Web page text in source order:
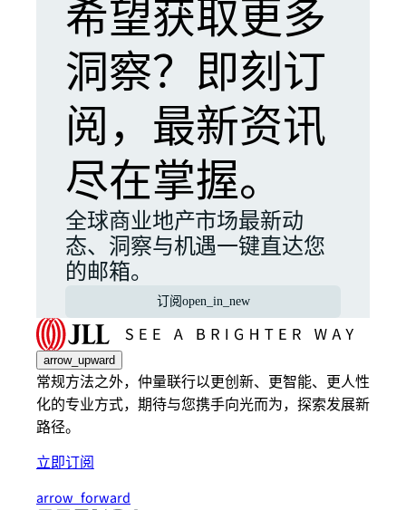
希望获取更多
洞察？即刻订
阅，最新资讯
尽在掌握。
全球商业地产市场最新动
态、洞察与机遇一键直达您
的邮箱。
订阅 open_in_new
arrow_upward
常规方法之外，仲量联行以更创新、更智能、更人性
化的专业方式，期待与您携手向光而为，探索发展新
路径。
立即订阅
arrow_forward